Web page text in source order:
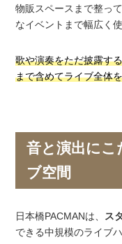
物販スペースまで整っ
なイベントまで幅広く
歌や演奏をただ披露す
まで含めてライブ全体
音と演出にこ
ブ空間
日本橋PACMANは、 ス
できる中規模のライブハ